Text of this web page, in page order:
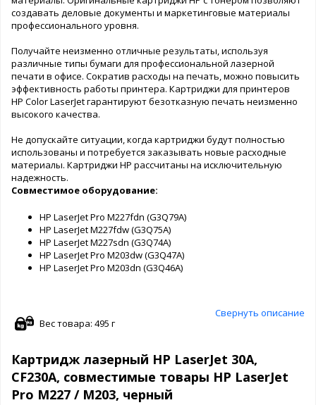
создавать деловые документы и маркетинговые материалы
профессионального уровня.
Получайте неизменно отличные результаты, используя
различные типы бумаги для профессиональной лазерной
печати в офисе. Сократив расходы на печать, можно повысить
эффективность работы принтера. Картриджи для принтеров
HP Color LaserJet гарантируют безотказную печать неизменно
высокого качества.
Не допускайте ситуации, когда картриджи будут полностью
использованы и потребуется заказывать новые расходные
материалы. Картриджи HP рассчитаны на исключительную
надежность.
Совместимое оборудование:
HP LaserJet Pro M227fdn (G3Q79A)
HP LaserJet M227fdw (G3Q75A)
HP LaserJet M227sdn (G3Q74A)
HP LaserJet Pro M203dw (G3Q47A)
HP LaserJet Pro M203dn (G3Q46A)
Свернуть описание
Вес товара: 495 г
Картридж лазерный HP LaserJet 30A,
CF230A, совместимые товары HP LaserJet
Pro M227 / M203, черный